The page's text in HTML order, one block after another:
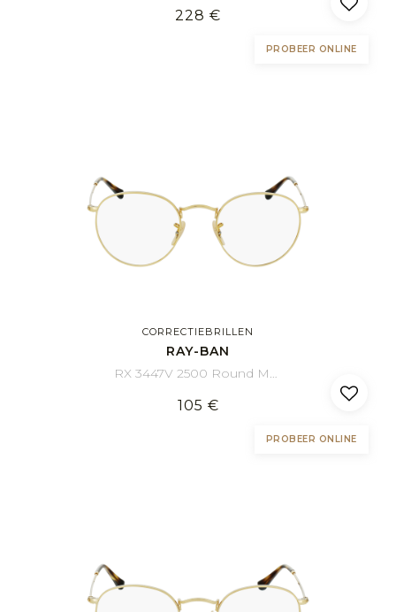
228 €
PROBEER ONLINE
CORRECTIEBRILLEN
RAY-BAN
RX 3447V 2500 Round Metal 50/21
105 €
PROBEER ONLINE